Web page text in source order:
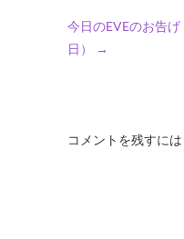
今日のEVEのお告
日）
→
コメントを残すに